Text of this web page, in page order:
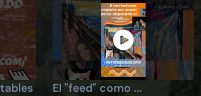
El "feed" como ...